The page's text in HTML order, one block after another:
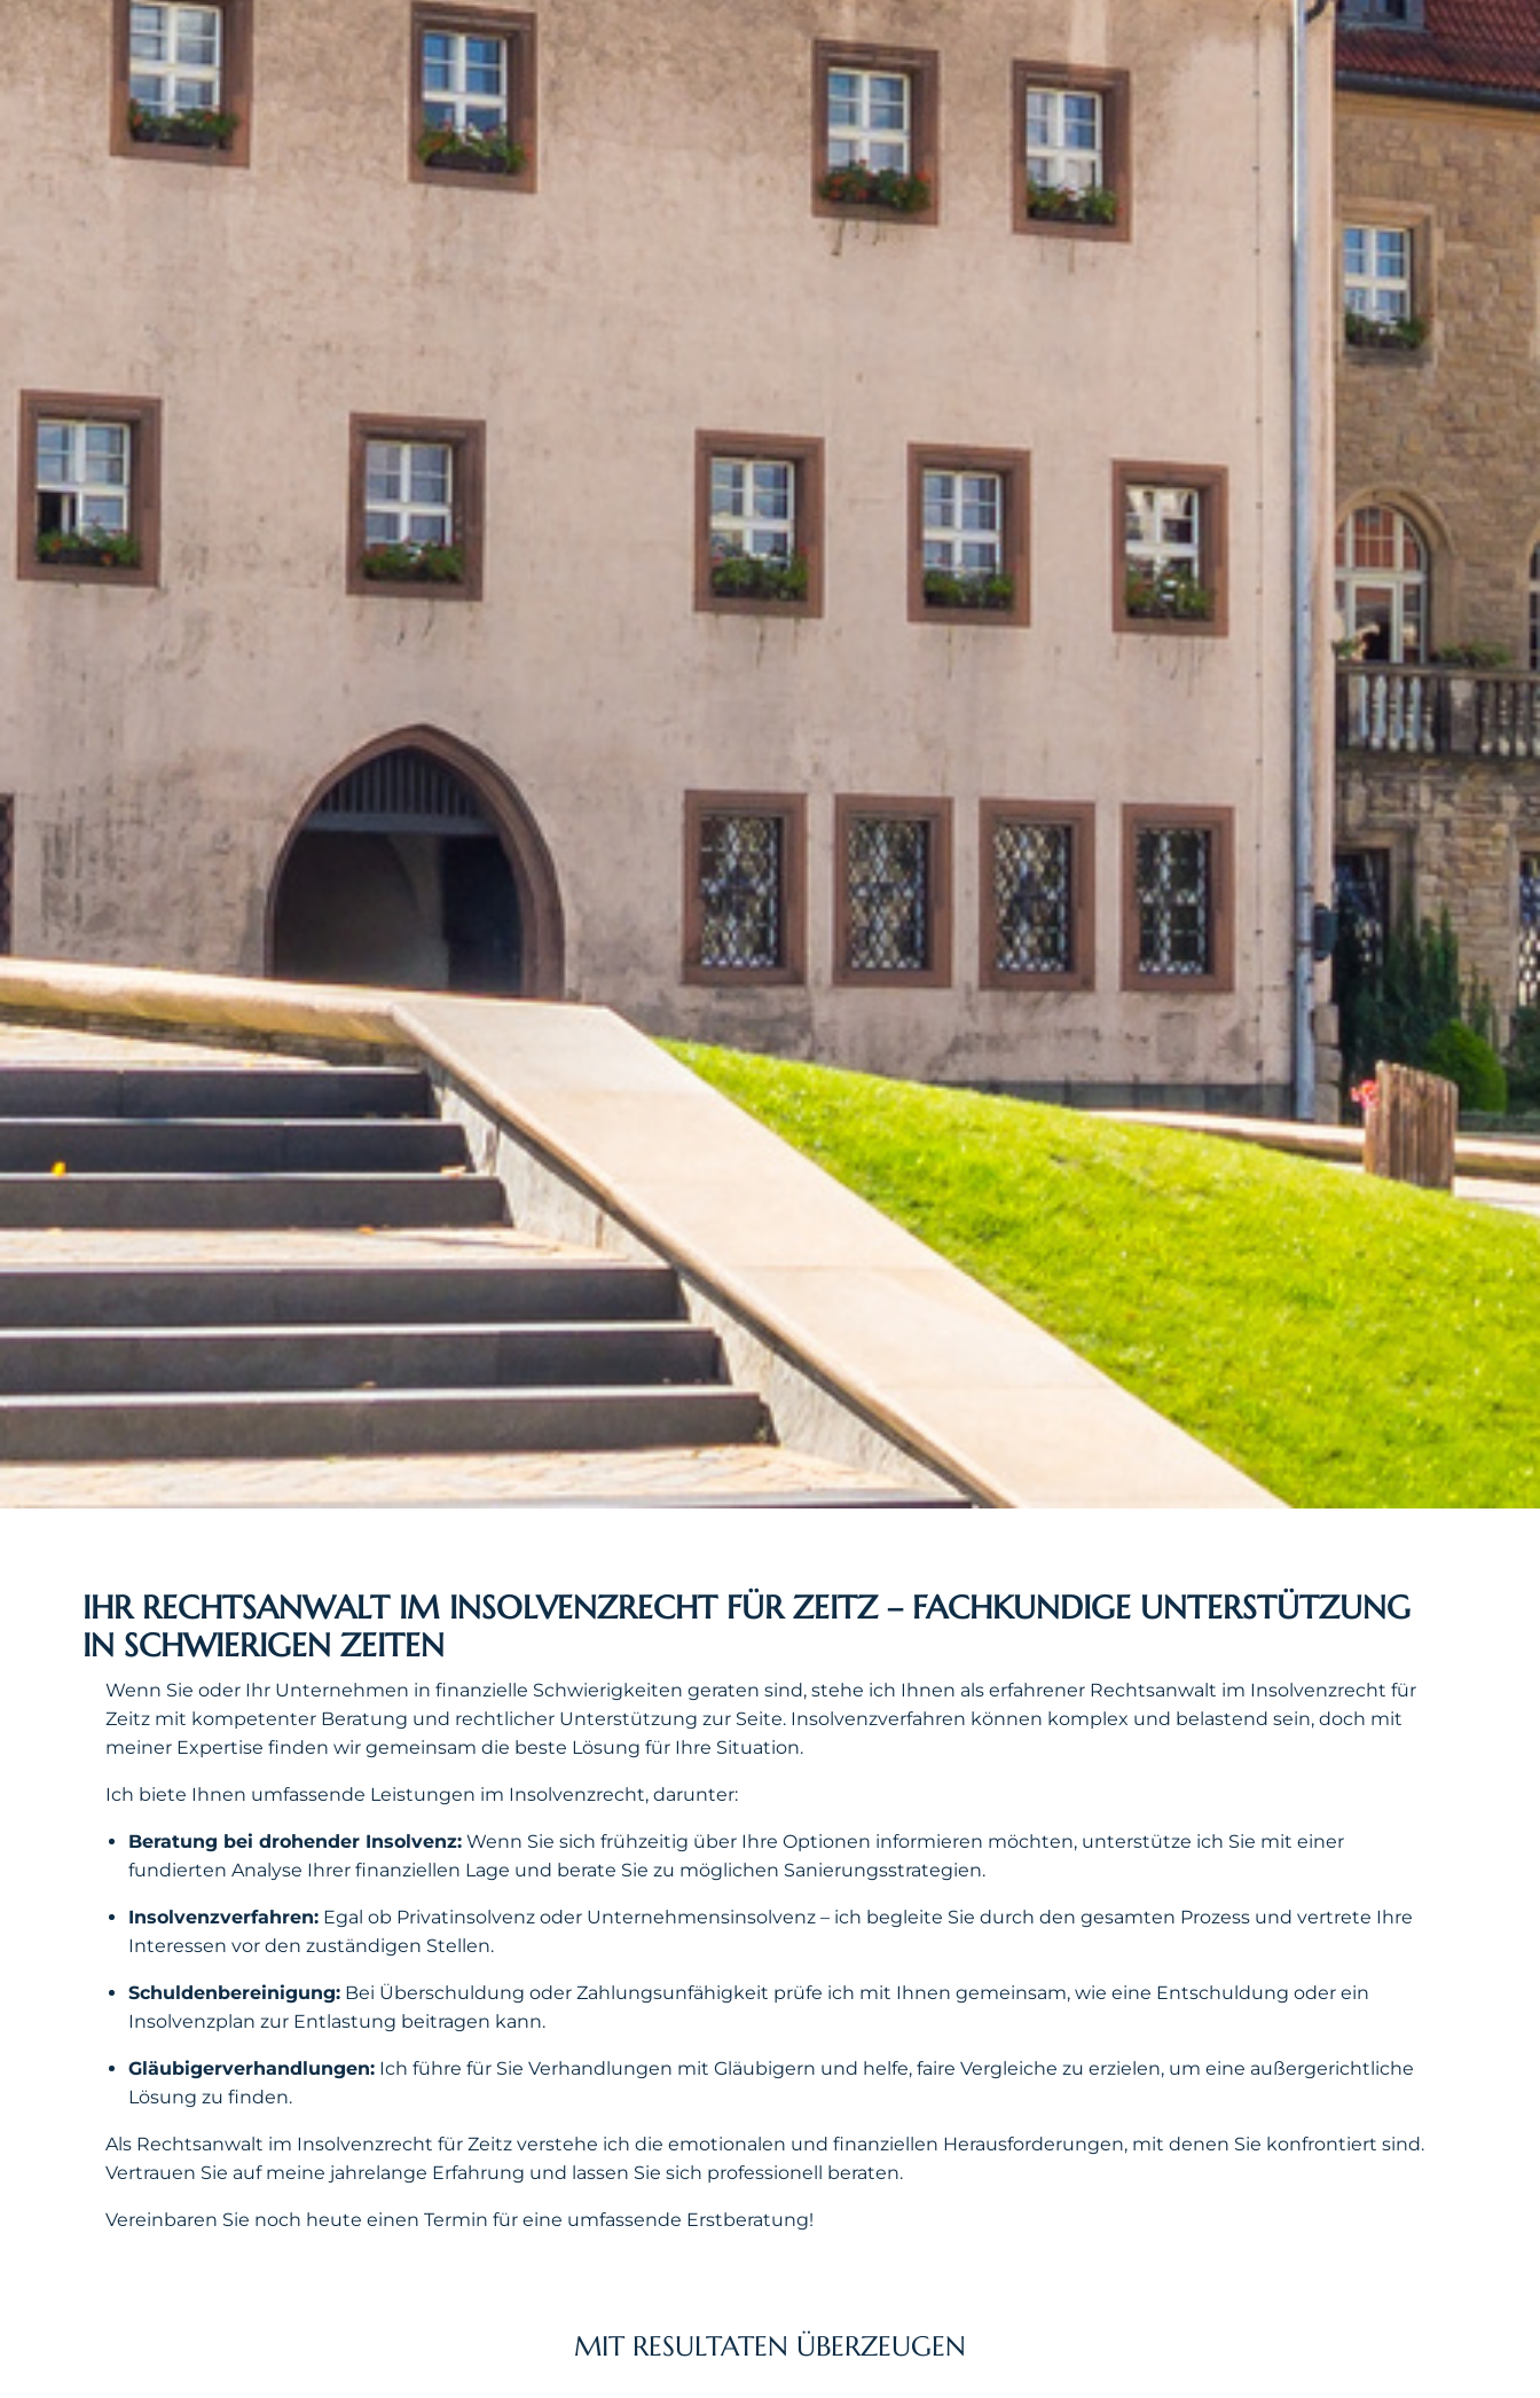
IHR RECHTSANWALT IM INSOLVENZRECHT FÜR ZEITZ – FACHKUNDIGE UNTERSTÜTZUNG
IN SCHWIERIGEN ZEITEN
Wenn Sie oder Ihr Unternehmen in finanzielle Schwierigkeiten geraten sind, stehe ich Ihnen als erfahrener Rechtsanwalt im Insolvenzrecht für
Zeitz mit kompetenter Beratung und rechtlicher Unterstützung zur Seite. Insolvenzverfahren können komplex und belastend sein, doch mit
meiner Expertise finden wir gemeinsam die beste Lösung für Ihre Situation.
Ich biete Ihnen umfassende Leistungen im Insolvenzrecht, darunter:
Beratung bei drohender Insolvenz: Wenn Sie sich frühzeitig über Ihre Optionen informieren möchten, unterstütze ich Sie mit einer
fundierten Analyse Ihrer finanziellen Lage und berate Sie zu möglichen Sanierungsstrategien.
Insolvenzverfahren: Egal ob Privatinsolvenz oder Unternehmensinsolvenz – ich begleite Sie durch den gesamten Prozess und vertrete Ihre
Interessen vor den zuständigen Stellen.
Schuldenbereinigung: Bei Überschuldung oder Zahlungsunfähigkeit prüfe ich mit Ihnen gemeinsam, wie eine Entschuldung oder ein
Insolvenzplan zur Entlastung beitragen kann.
Gläubigerverhandlungen: Ich führe für Sie Verhandlungen mit Gläubigern und helfe, faire Vergleiche zu erzielen, um eine außergerichtliche
Lösung zu finden.
Als Rechtsanwalt im Insolvenzrecht für Zeitz verstehe ich die emotionalen und finanziellen Herausforderungen, mit denen Sie konfrontiert sind.
Vertrauen Sie auf meine jahrelange Erfahrung und lassen Sie sich professionell beraten.
Vereinbaren Sie noch heute einen Termin für eine umfassende Erstberatung!
MIT RESULTATEN ÜBERZEUGEN